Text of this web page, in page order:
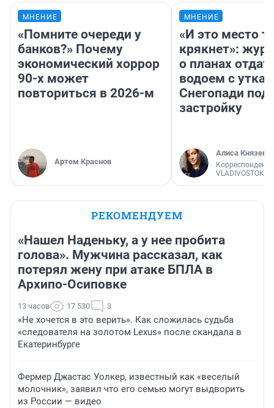
МНЕНИЕ
«Помните очереди у
банков?» Почему
экономический хоррор
90-х может
повториться в 2026-м
Артем Краснов
МНЕНИЕ
«И это место
крякнет»:
о планах
водоем с
Снегопади под
застройку
Алиса Князева
Корреспондент
РЕКОМЕНДУЕМ
«Нашел Наденьку, а у нее пробита
голова». Мужчина рассказал, как
потерял жену при атаке БПЛА в
Архипо-Осиповке
13 часов 17 530 3
«Не хочется в это верить». Как сложилась судьба
«следователя на золотом Lexus» после скандала в
Екатеринбурге
Фермер Джастас Уолкер, известный как «веселый
молочник», заявил что его семью могут выдворить
из России — видео